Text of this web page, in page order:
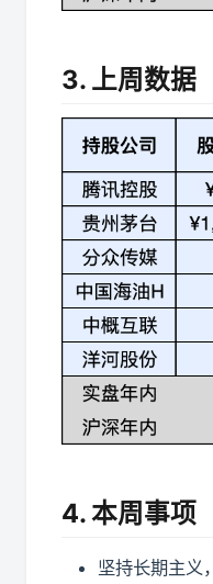
3. 上周数据
4. 本周事项
坚持长期主义